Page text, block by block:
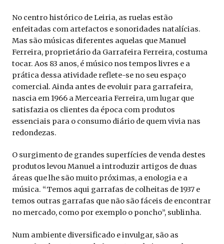
No centro histórico de Leiria, as ruelas estão
enfeitadas com artefactos e sonoridades natalícias.
Mas são músicas diferentes aquelas que Manuel
Ferreira, proprietário da Garrafeira Ferreira, costuma
tocar. Aos 83 anos, é músico nos tempos livres e a
prática dessa atividade reflete-se no seu espaço
comercial. Ainda antes de evoluir para garrafeira,
nascia em 1966 a Mercearia Ferreira, um lugar que
satisfazia os clientes da época com produtos
essenciais para o consumo diário de quem vivia nas
redondezas.
O surgimento de grandes superfícies de venda destes
produtos levou Manuel a introduzir artigos de duas
áreas que lhe são muito próximas, a enologia e a
música. “Temos aqui garrafas de colheitas de 1937 e
temos outras garrafas que não são fáceis de encontrar
no mercado, como por exemplo o poncho”, sublinha.
Num ambiente diversificado e invulgar, são as